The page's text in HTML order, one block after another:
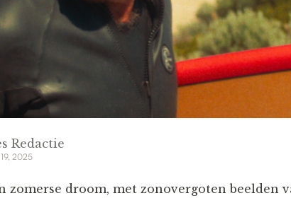
Redactie
2025
zomerse droom, met zonovergoten beelden